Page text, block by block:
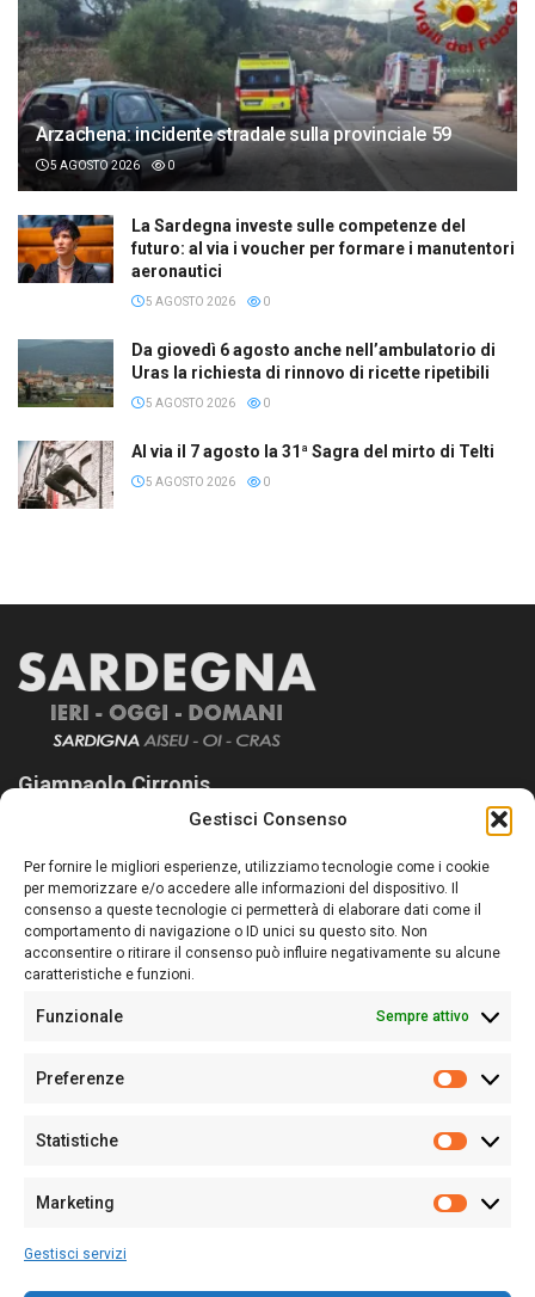
Gestisci Consenso
Per fornire le migliori esperienze, utilizziamo tecnologie come i cookie
per memorizzare e/o accedere alle informazioni del dispositivo. Il
consenso a queste tecnologie ci permetterà di elaborare dati come il
comportamento di navigazione o ID unici su questo sito. Non
acconsentire o ritirare il consenso può influire negativamente su alcune
caratteristiche e funzioni.
Funzionale Sempre attivo
Preferenze
Statistiche
Marketing
Gestisci servizi
Arzachena: incidente stradale sulla provinciale 59
5 AGOSTO 2026 0
La Sardegna investe sulle competenze del
futuro: al via i voucher per formare i manutentori
aeronautici
5 AGOSTO 2026 0
Da giovedì 6 agosto anche nell’ambulatorio di
Uras la richiesta di rinnovo di ricette ripetibili
5 AGOSTO 2026 0
Al via il 7 agosto la 31ª Sagra del mirto di Telti
5 AGOSTO 2026 0
Giampaolo Cirronis
Sardegna Ieri-Oggi-Domani nasce per informare “liberamente” i
lettori su quanto accade in Sardegna, con un occhio rivolto al
nostro passato e, soprattutto, al nostro futuro
Follow Us
Sede:Via Cristoforo Colombo 09013 Carbonia
Partita IVA02270380922
128/2020 del 10/02/2020
Per la Pubblicità: